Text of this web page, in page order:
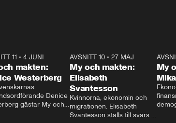
23:40
11 •4 JUNI
makten:
Westerberg
Denice
gästar My och
AVSNITT 10 •27 MAJ
My och makten:
Elisabeth
Svantesson
Kvinnorna, ekonomin och
migrationen. Elisabeth
Svantesson ställs till svars
My